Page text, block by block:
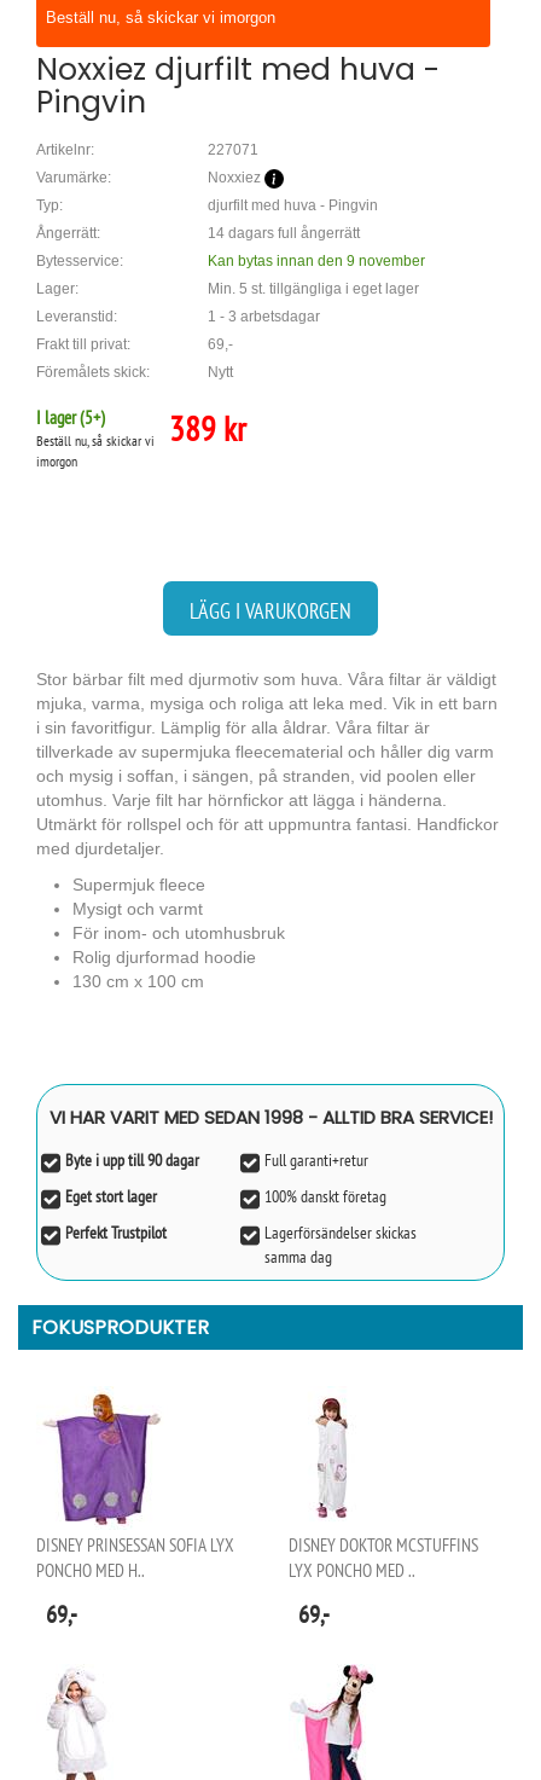
Beställ nu, så skickar vi imorgon
Noxxiez djurfilt med huva -
Pingvin
Artikelnr:
227071
Varumärke:
Noxxiez
Typ:
djurfilt med huva - Pingvin
Ångerrätt:
14 dagars full ångerrätt
Bytesservice:
Kan bytas innan den 9 november
Lager:
Min. 5 st. tillgängliga i eget lager
Leveranstid:
1 - 3 arbetsdagar
Frakt till privat:
69,-
Föremålets skick:
Nytt
I lager (5+)
Beställ nu, så skickar vi
imorgon
389 kr
LÄGG I VARUKORGEN
Stor bärbar filt med djurmotiv som huva. Våra filtar är väldigt
mjuka, varma, mysiga och roliga att leka med. Vik in ett barn
i sin favoritfigur. Lämplig för alla åldrar. Våra filtar är
tillverkade av supermjuka fleecematerial och håller dig varm
och mysig i soffan, i sängen, på stranden, vid poolen eller
utomhus. Varje filt har hörnfickor att lägga i händerna.
Utmärkt för rollspel och för att uppmuntra fantasi. Handfickor
med djurdetaljer.
Supermjuk fleece
Mysigt och varmt
För inom- och utomhusbruk
Rolig djurformad hoodie
130 cm x 100 cm
VI HAR VARIT MED SEDAN 1998 - ALLTID BRA SERVICE!
Byte i upp till 90 dagar
Full garanti+retur
Eget stort lager
100% danskt företag
Perfekt Trustpilot
Lagerförsändelser skickas
samma dag
FOKUSPRODUKTER
DISNEY PRINSESSAN SOFIA LYX
PONCHO MED H..
69,-
DISNEY DOKTOR MCSTUFFINS
LYX PONCHO MED ..
69,-